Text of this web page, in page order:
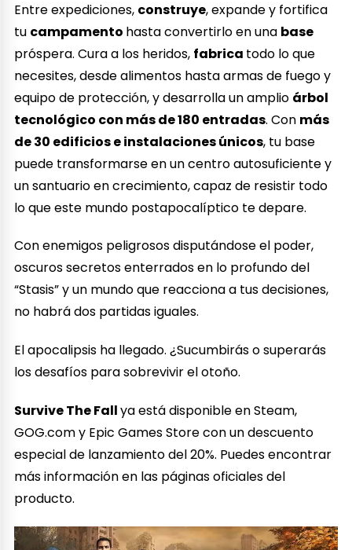
Entre expediciones, construye, expande y fortifica
tu campamento hasta convertirlo en una base
próspera. Cura a los heridos, fabrica todo lo que
necesites, desde alimentos hasta armas de fuego y
equipo de protección, y desarrolla un amplio árbol
tecnológico con más de 180 entradas. Con más
de 30 edificios e instalaciones únicos, tu base
puede transformarse en un centro autosuficiente y
un santuario en crecimiento, capaz de resistir todo
lo que este mundo postapocalíptico te depare.
Con enemigos peligrosos disputándose el poder,
oscuros secretos enterrados en lo profundo del
“Stasis” y un mundo que reacciona a tus decisiones,
no habrá dos partidas iguales.
El apocalipsis ha llegado. ¿Sucumbirás o superarás
los desafíos para sobrevivir el otoño.
Survive The Fallya está disponible en Steam,
GOG.com y Epic Games Store con un descuento
especial de lanzamiento del 20%. Puedes encontrar
más información en las páginas oficiales del
producto.